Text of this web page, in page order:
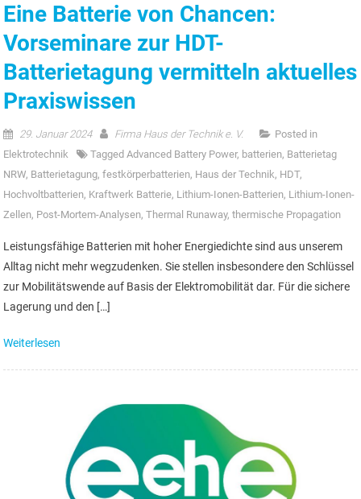
Eine Batterie von Chancen:
Vorseminare zur HDT-
Batterietagung vermitteln aktuelles
Praxiswissen
29. Januar 2024 Firma Haus der Technik e. V.
Posted in
Elektrotechnik
TaggedAdvanced Battery Power, batterien, Batterietag
NRW, Batterietagung,festkörperbatterien, Haus der Technik, HDT,
Hochvoltbatterien, Kraftwerk Batterie, Lithium-Ionen-Batterien, Lithium-Ionen-
Zellen, Post-Mortem-Analysen,Thermal Runaway,thermische Propagation
Leistungsfähige Batterien mit hoher Energiedichte sind aus unserem
Alltag nicht mehr wegzudenken. Sie stellen insbesondere den Schlüssel
zur Mobilitätswende auf Basis der Elektromobilität dar. Für die sichere
Lagerung und den […]
Weiterlesen